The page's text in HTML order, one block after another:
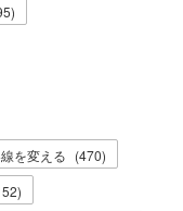
)
を変える (470)
)